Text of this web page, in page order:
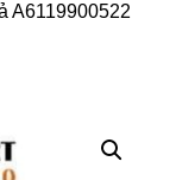
A6119900522